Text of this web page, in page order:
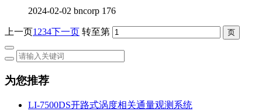
2024-02-02 bncorp 176
上一页1 234下一页 转至第
为您推荐
LI-7500DS开路式涡度相关通量观测系统